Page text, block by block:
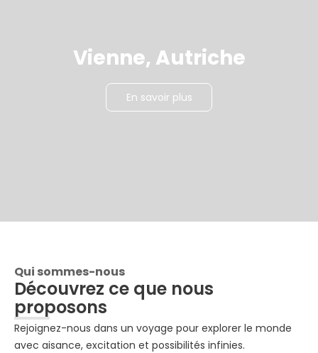
Vienne, Autriche
En savoir plus
Qui sommes-nous
Découvrez ce que nous
proposons
Rejoignez-nous dans un voyage pour explorer le monde
avec aisance, excitation et possibilités infinies.